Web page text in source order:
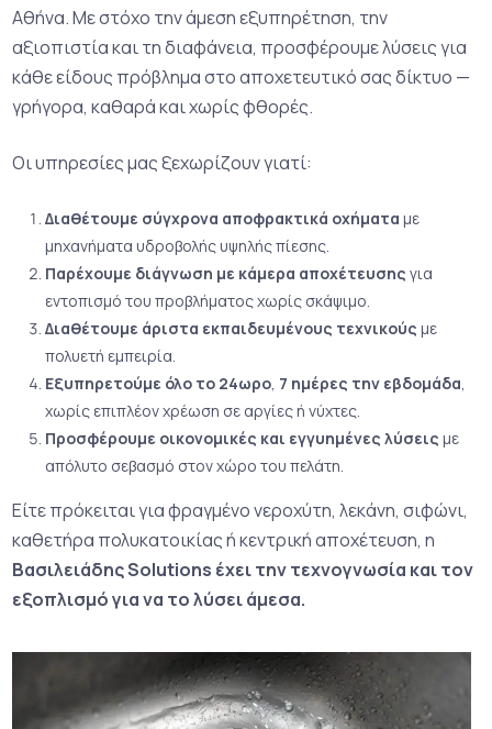
Αθήνα. Με στόχο την άμεση εξυπηρέτηση, την
αξιοπιστία και τη διαφάνεια, προσφέρουμε λύσεις για
κάθε είδους πρόβλημα στο αποχετευτικό σας δίκτυο —
γρήγορα, καθαρά και χωρίς φθορές.
Οι υπηρεσίες μας ξεχωρίζουν γιατί:
Διαθέτουμε σύγχρονα αποφρακτικά οχήματα με
μηχανήματα υδροβολής υψηλής πίεσης.
Παρέχουμε διάγνωση με κάμερα αποχέτευσης για
εντοπισμό του προβλήματος χωρίς σκάψιμο.
Διαθέτουμε άριστα εκπαιδευμένους τεχνικούς με
πολυετή εμπειρία.
Εξυπηρετούμε όλο το 24ωρο, 7 ημέρες την εβδομάδα,
χωρίς επιπλέον χρέωση σε αργίες ή νύχτες.
Προσφέρουμε οικονομικές και εγγυημένες λύσεις με
απόλυτο σεβασμό στον χώρο του πελάτη.
Είτε πρόκειται για φραγμένο νεροχύτη, λεκάνη, σιφώνι,
καθετήρα πολυκατοικίας ή κεντρική αποχέτευση, η
Βασιλειάδης Solutions έχει την τεχνογνωσία και τον
εξοπλισμό για να το λύσει άμεσα.